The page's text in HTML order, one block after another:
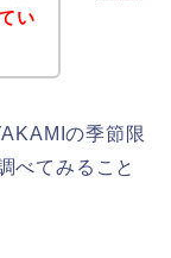
い
の季節限
べてみること